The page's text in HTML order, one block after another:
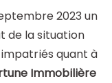
2023 un
de la situation
quant à
Immobilière